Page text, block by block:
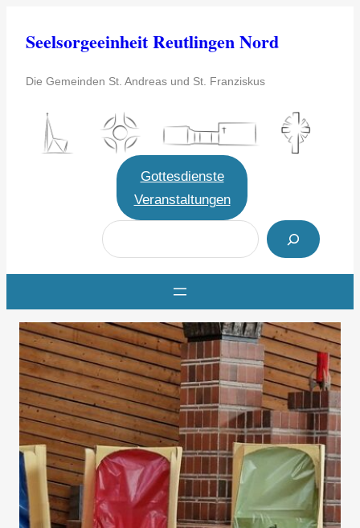
InhaltSeelsorgeeinheit Reutlingen Nord
Die Gemeinden St. Andreas und St. Franziskus
Gottesdienste
Veranstaltungen
S
u
c
e
n